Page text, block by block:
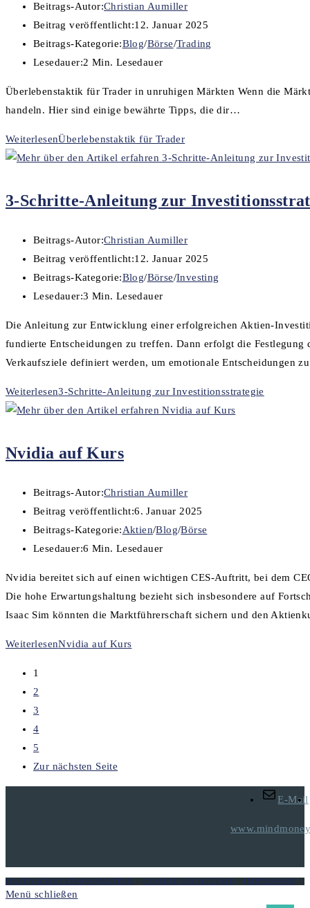
Beitrags-Autor:Christian Aumiller
Beitrag veröffentlicht:12. Januar 2025
Beitrags-Kategorie:Blog/Börse/Trading
Lesedauer:2 Min. Lesedauer
Überlebenstaktik für Trader in unruhigen Märkten Wenn die
handeln. Hier sind einige bewährte Tipps, die dir…
WeiterlesenÜberlebenstaktik für Trader
3-Schritte-Anleitung zur
Beitrags-Autor:Christian Aumiller
Beitrag veröffentlicht:12. Januar 2025
Beitrags-Kategorie:Blog/Börse/Investing
Lesedauer:3 Min. Lesedauer
Die Anleitung zur Entwicklung einer erfolgreichen Aktien-
fundierte Entscheidungen zu treffen. Dann erfolgt die
Verkaufsziele definiert werden, um emotionale Entscheidungen
Weiterlesen3-Schritte-Anleitung zur Investitionsstrategie
Nvidia auf Kurs
Beitrags-Autor:Christian Aumiller
Beitrag veröffentlicht:6. Januar 2025
Beitrags-Kategorie:Aktien/Blog/Börse
Lesedauer:6 Min. Lesedauer
Nvidia bereitet sich auf einen wichtigen CES-Auftritt, bei dem
Die hohe Erwartungshaltung bezieht sich insbesondere auf
Isaac Sim könnten die Marktführerschaft sichern und den
WeiterlesenNvidia auf Kurs
1
2
3
4
5
Zur nächsten Seite
E-Mail
DATENSCHUTZINFORMATION - COOKIE-RICHTLINIE - IMPRESSUM
Menü schließen